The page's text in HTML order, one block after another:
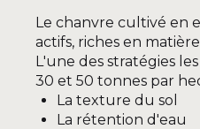
Le chanvre cultivé en
actifs, riches en
L'une des stratégies
30 et 50 tonnes par
La texture du sol
La rétention d'eau